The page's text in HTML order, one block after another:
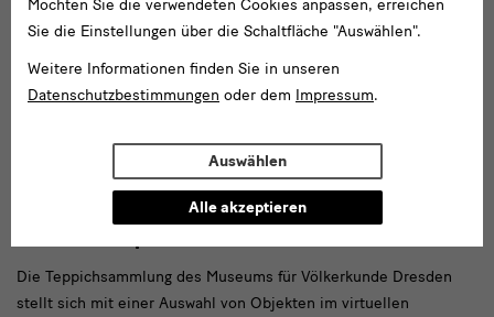
Die Teppichsammlung des Museums für Völkerkunde Dresden
stellt sich mit einer Auswahl von Objekten im virtuellen
Möchten Sie die verwendeten Cookies anpassen, erreichen
Sie die Einstellungen über die Schaltfläche "Auswählen".
Weitere Informationen finden Sie in unseren
Datenschutzbestimmungen oder dem Impressum.
Auswählen
Alle akzeptieren